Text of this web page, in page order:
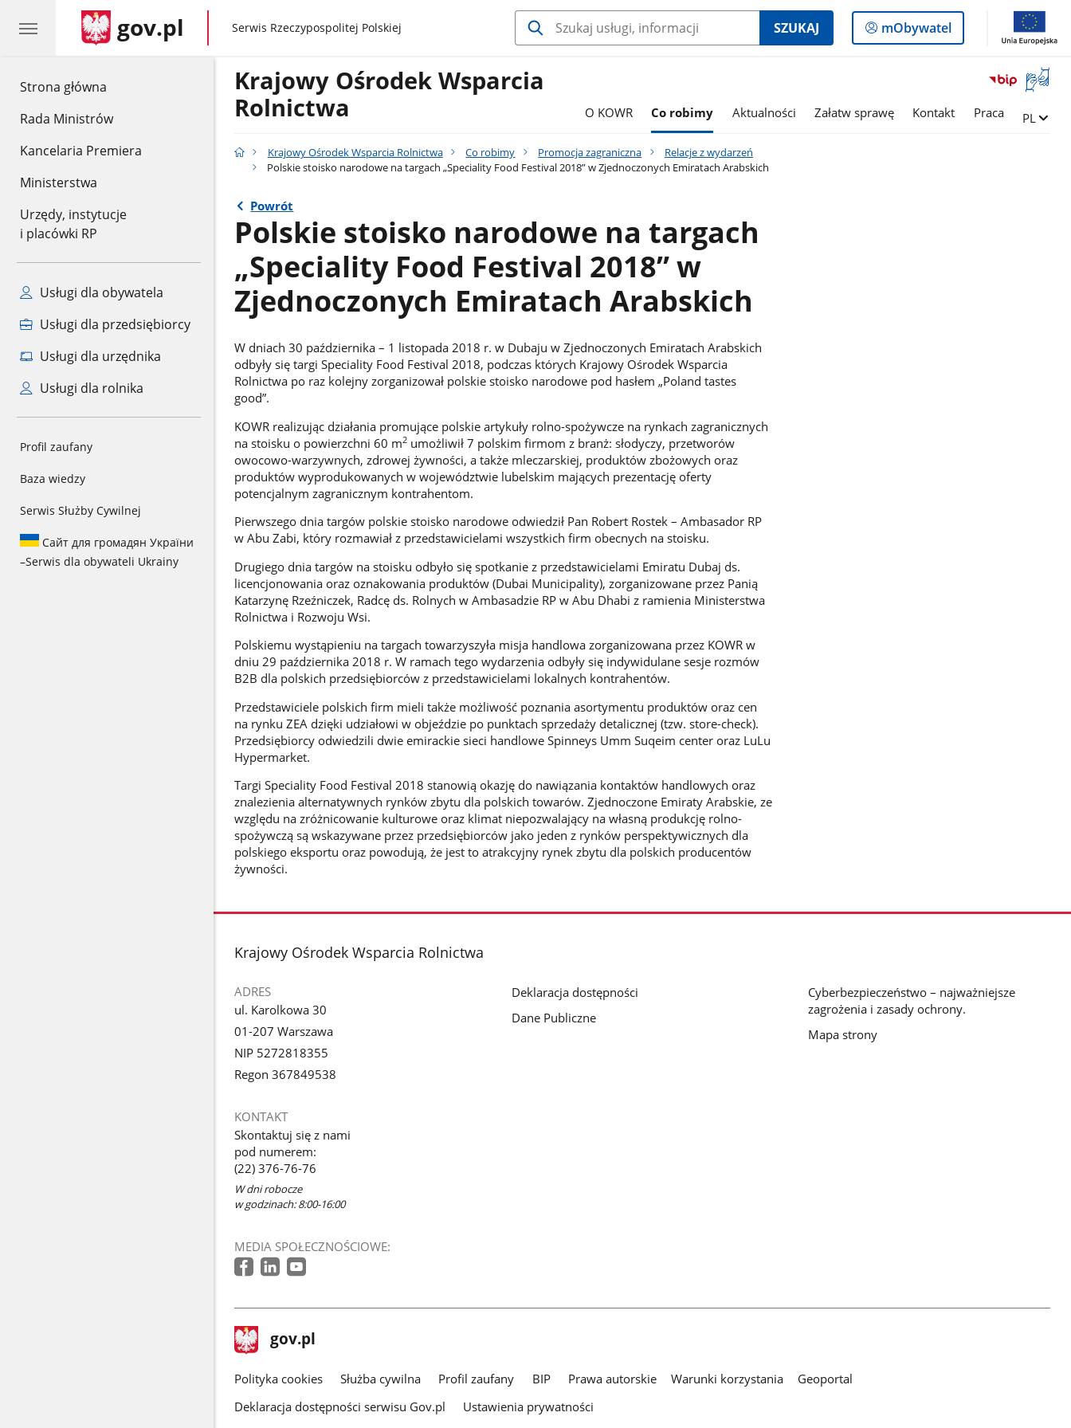
Strona główna
Rada Ministrów
Kancelaria Premiera
Ministerstwa
Urzędy, instytucje
i placówki RP
Usługi dla obywatela
Usługi dla przedsiębiorcy
Usługi dla urzędnika
Usługi dla rolnika
Profil zaufany
Baza wiedzy
Serwis Służby Cywilnej
Сайт для громадян України
–Serwis dla obywateli Ukrainy
gov.pl gov.pl
Serwis Rzeczypospolitej Polskiej SZUKAJ
Logowanie
do
mObywatel
Otwórz
okno
Krajowy Ośrodek Wsparcia
Rolnictwa
O KOWR Co robimy Aktualności Załatw sprawę Kontakt Praca Zmień
PL
Krajowy Ośrodek Wsparcia Rolnictwa Co robimy Promocja zagraniczna
Relacje z wydarzeń
Polskie stoisko narodowe na targach „Speciality Food Festival 2018” w Zjednoczonych Emiratach Arabskich
Powrót
Polskie stoisko narodowe na targach
„Speciality Food Festival 2018” w
Zjednoczonych Emiratach Arabskich
W dniach 30 października – 1 listopada 2018 r. w Dubaju w Zjednoczonych Emiratach Arabskich
odbyły się targi Speciality Food Festival 2018, podczas których Krajowy Ośrodek Wsparcia
Rolnictwa po raz kolejny zorganizował polskie stoisko narodowe pod hasłem „Poland tastes
good”.
KOWR realizując działania promujące polskie artykuły rolno-spożywcze na rynkach zagranicznych
na stoisku o powierzchni 60 m2umożliwił 7 polskim firmom z branż: słodyczy, przetworów
owocowo-warzywnych, zdrowej żywności, a także mleczarskiej, produktów zbożowych oraz
produktów wyprodukowanych w województwie lubelskim mających prezentację oferty
potencjalnym zagranicznym kontrahentom.
Pierwszego dnia targów polskie stoisko narodowe odwiedził Pan Robert Rostek – Ambasador RP
w Abu Zabi, który rozmawiał z przedstawicielami wszystkich firm obecnych na stoisku.
Drugiego dnia targów na stoisku odbyło się spotkanie z przedstawicielami Emiratu Dubaj ds.
licencjonowania oraz oznakowania produktów (Dubai Municipality), zorganizowane przez Panią
Katarzynę Rzeźniczek, Radcę ds. Rolnych w Ambasadzie RP w Abu Dhabi z ramienia Ministerstwa
Rolnictwa i Rozwoju Wsi.
Polskiemu wystąpieniu na targach towarzyszyła misja handlowa zorganizowana przez KOWR w
dniu 29 października 2018 r. W ramach tego wydarzenia odbyły się indywidulane sesje rozmów
B2B dla polskich przedsiębiorców z przedstawicielami lokalnych kontrahentów.
Przedstawiciele polskich firm mieli także możliwość poznania asortymentu produktów oraz cen
na rynku ZEA dzięki udziałowi w objeździe po punktach sprzedaży detalicznej (tzw. store-check).
Przedsiębiorcy odwiedzili dwie emirackie sieci handlowe Spinneys Umm Suqeim center oraz LuLu
Hypermarket.
Targi Speciality Food Festival 2018 stanowią okazję do nawiązania kontaktów handlowych oraz
znalezienia alternatywnych rynków zbytu dla polskich towarów. Zjednoczone Emiraty Arabskie, ze
względu na zróżnicowanie kulturowe oraz klimat niepozwalający na własną produkcję rolno-
spożywczą są wskazywane przez przedsiębiorców jako jeden z rynków perspektywicznych dla
polskiego eksportu oraz powodują, że jest to atrakcyjny rynek zbytu dla polskich producentów
żywności.
stopka
Krajowy Ośrodek Wsparcia Rolnictwa
ADRES
ul. Karolkowa 30
01-207 Warszawa
NIP 5272818355
Regon 367849538
KONTAKT
Skontaktuj się z nami
pod numerem:
(22) 376-76-76
W dni robocze
w godzinach: 8:00-16:00
MEDIA SPOŁECZNOŚCIOWE:
Deklaracja dostępności
Dane Publiczne
Cyberbezpieczeństwo – najważniejsze
zagrożenia i zasady ochrony.
Mapa strony
stopka
gov.pl Strona
gov.pl
gov.pl
Polityka cookies Służba cywilna Profil zaufany BIP Prawa autorskie Warunki korzystania
Geoportal
Deklaracja dostępności serwisu Gov.pl
Ustawienia prywatności